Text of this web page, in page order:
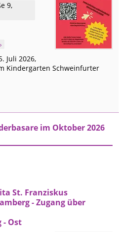
9,
Juli 2026,
Kindergarten Schweinfurter
im Oktober 2026
St. Franziskus
- Zugang über
- Ost